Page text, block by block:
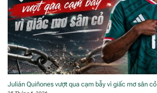
Julián Quiñones vượt qua cạm bẫy vì giấc mơ sân cỏ